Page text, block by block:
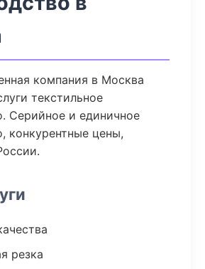
компания в Москва
текстильное
Серийное и единичное
конкурентные цены,
резка